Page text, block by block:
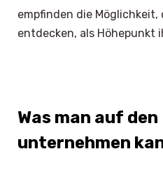
empfinden die Möglichkeit,
entdecken, als Höhepunkt
Was man auf
unternehmen